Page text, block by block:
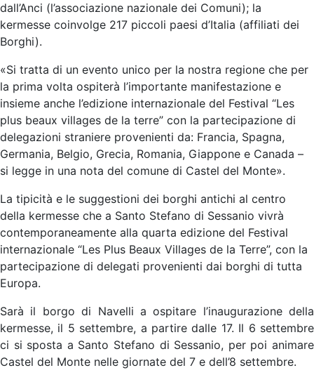
dall’Anci (l’associazione nazionale dei Comuni); la
kermesse coinvolge 217 piccoli paesi d’Italia (affiliati dei
Borghi).
«Si tratta di un evento unico per la nostra regione che per
la prima volta ospiterà l’importante manifestazione e
insieme anche l’edizione internazionale del Festival “Les
plus beaux villages de la terre” con la partecipazione di
delegazioni straniere provenienti da: Francia, Spagna,
Germania, Belgio, Grecia, Romania, Giappone e Canada –
si legge in una nota del comune di Castel del Monte».
La tipicità e le suggestioni dei borghi antichi al centro
della kermesse che a Santo Stefano di Sessanio vivrà
contemporaneamente alla quarta edizione del Festival
internazionale “Les Plus Beaux Villages de la Terre”, con la
partecipazione di delegati provenienti dai borghi di tutta
Europa.
Sarà il borgo di Navelli a ospitare l’inaugurazione della
kermesse, il 5 settembre, a partire dalle 17. Il 6 settembre
ci si sposta a Santo Stefano di Sessanio, per poi animare
Castel del Monte nelle giornate del 7 e dell’8 settembre.